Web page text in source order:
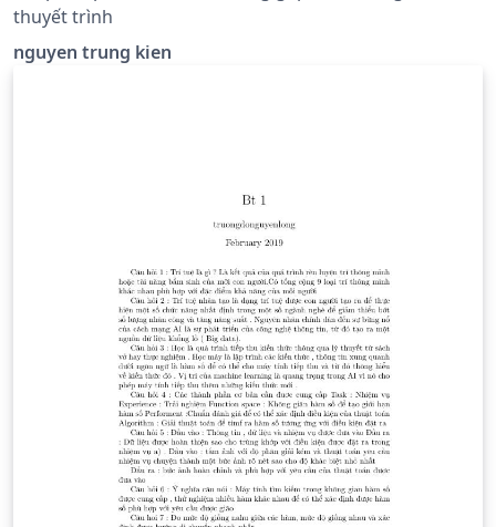
thuyết trình
nguyen trung kien